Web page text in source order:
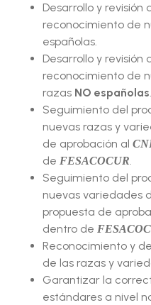
Desarrollo y
reconocimiento de
españolas.
Desarrollo y
reconocimiento de
razas NO españolas.
Seguimiento del
nuevas razas y
de aprobación al
de FESACOCUR.
Seguimiento del
nuevas variedades
propuesta de
dentro de
Reconocimiento y
de las razas y
Garantizar la
estándares a nivel